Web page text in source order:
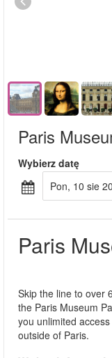
Paris
Wybierz datę
pon, 10 sie
Paris
Skip the line to over
the Paris Museum
you unlimited
outside of Paris.